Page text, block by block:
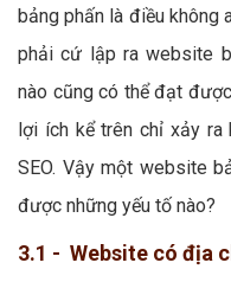
bảng phấn là điều không
phải cứ lập ra website
nào cũng có thể đạt
lợi ích kể trên chỉ xảy ra
SEO. Vậy một website
được những yếu tố nào?
3.1 - Website có địa